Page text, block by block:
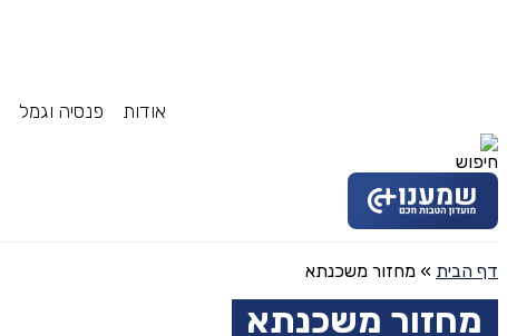
אודות פנסיה וגמל
דף הבית » מחזור משכנתא
מחזור משכנתא